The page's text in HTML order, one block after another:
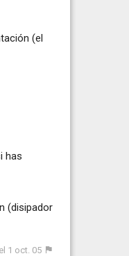
(el
has
(disipador
el 1 oct. 05